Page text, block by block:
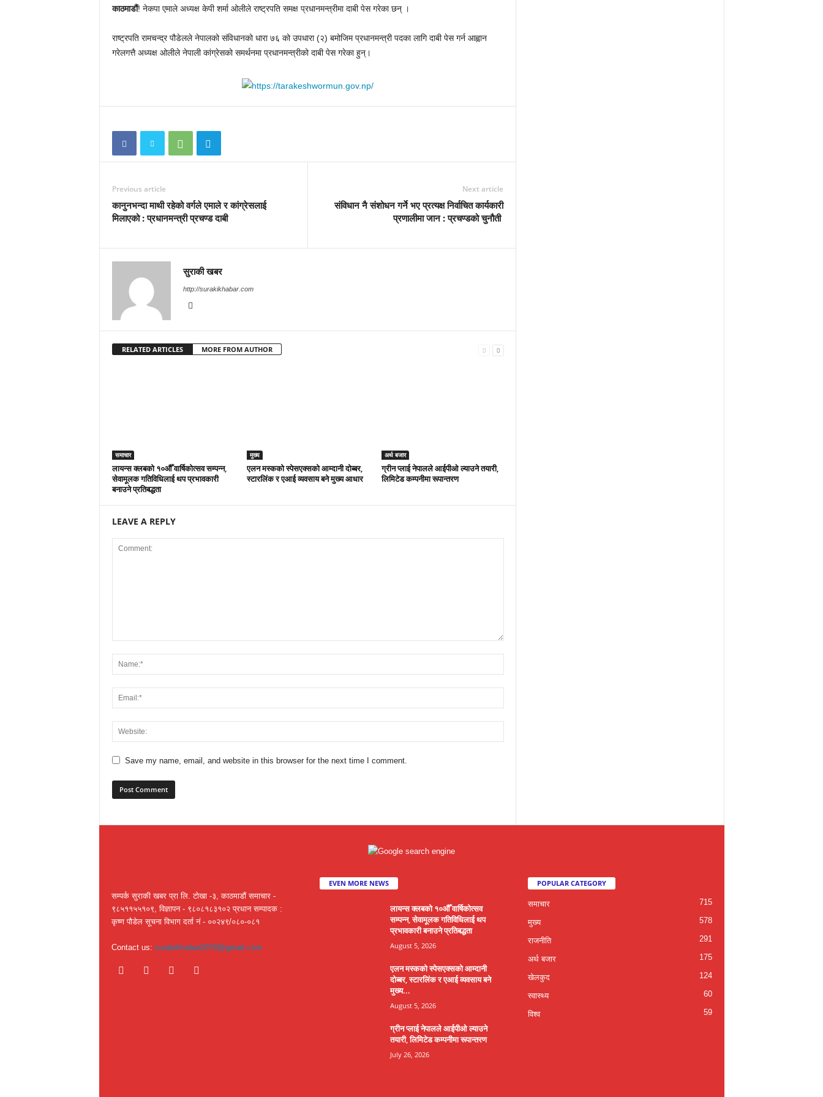
काठमाडौं! नेकपा एमाले अध्यक्ष केपी शर्मा ओलीले राष्ट्रपति समक्ष प्रधानमन्त्रीमा दाबी पेस गरेका छन् ।
राष्ट्रपति रामचन्द्र पौडेलले नेपालको संविधानको धारा ७६ को उपधारा (२) बमोजिम प्रधानमन्त्री पदका लागि दाबी पेस गर्न आह्वान
गरेलगत्तै अध्यक्ष ओलीले नेपाली कांग्रेसको समर्थनमा प्रधानमन्त्रीको दाबी पेस गरेका हुन्।
Previous article
कानुनभन्दा माथी रहेको वर्गले एमाले र कांग्रेसलाई
मिलाएको : प्रधानमन्त्री प्रचण्ड दाबी
Next article
संविधान नै संशोधन गर्ने भए प्रत्यक्ष निर्वाचित कार्यकारी
प्रणालीमा जान : प्रचण्डको चुनौती
सुराकी खबर
http://surakikhabar.com
RELATED ARTICLES MORE FROM AUTHOR
समाचार
लायन्स क्लबको १०औँ वार्षिकोत्सव सम्पन्न,
सेवामूलक गतिविधिलाई थप प्रभावकारी
बनाउने प्रतिबद्धता
मुख्य
एलन मस्कको स्पेसएक्सको आम्दानी दोब्बर,
स्टारलिंक र एआई व्यवसाय बने मुख्य आधार
अर्थ बजार
ग्रीन प्लाई नेपालले आईपीओ ल्याउने तयारी,
लिमिटेड कम्पनीमा रूपान्तरण
LEAVE A REPLY
Save my name, email, and website in this browser for the next time I comment.
सम्पर्क सुराकी खबर प्रा लि. टोखा -३, काठमाडौं समाचार -
९८५११५५१०९, विज्ञापन - ९८०८१८३१०२ प्रधान सम्पादक :
कृष्ण पौडेल सूचना विभाग दर्ता नं - ००२४९/०८०-०८१
Contact us: surakikhabar2078@gmail.com
EVEN MORE NEWS
लायन्स क्लबको १०औँ वार्षिकोत्सव
सम्पन्न, सेवामूलक गतिविधिलाई थप
प्रभावकारी बनाउने प्रतिबद्धता
August 5, 2026
एलन मस्कको स्पेसएक्सको आम्दानी
दोब्बर, स्टारलिंक र एआई व्यवसाय बने
मुख्य...
August 5, 2026
ग्रीन प्लाई नेपालले आईपीओ ल्याउने
तयारी, लिमिटेड कम्पनीमा रूपान्तरण
July 26, 2026
POPULAR CATEGORY
समाचार 715
मुख्य 578
राजनीति 291
अर्थ बजार 175
खेलकुद 124
स्वास्थ्य 60
विश्व 59